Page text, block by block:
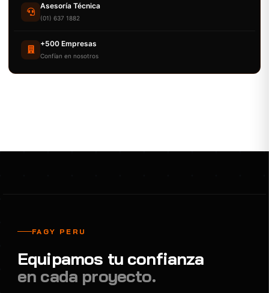
Asesoría Técnica
(01) 637 1882
+500 Empresas
Confían en nosotros
FAGY PERU
Equipamos tu confianza
en cada proyecto.